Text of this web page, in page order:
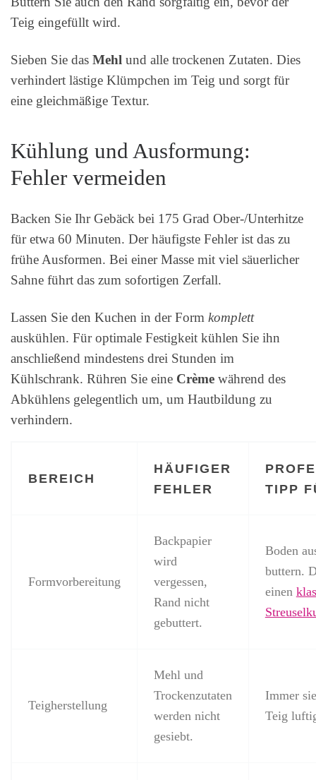
Teig eingefüllt wird.
Sieben Sie das Mehl und alle trockenen Zutaten. Dies
verhindert lästige Klümpchen im Teig und sorgt für
eine gleichmäßige Textur.
Kühlung und Ausformung:
Fehler vermeiden
Backen Sie Ihr Gebäck bei 175 Grad Ober-/Unterhitze
für etwa 60 Minuten. Der häufigste Fehler ist das zu
frühe Ausformen. Bei einer Masse mit viel säuerlicher
Sahne führt das zum sofortigen Zerfall.
Lassen Sie den Kuchen in der Form komplett
auskühlen. Für optimale Festigkeit kühlen Sie ihn
anschließend mindestens drei Stunden im
Kühlschrank. Rühren Sie eine Crème während des
Abkühlens gelegentlich um, um Hautbildung zu
verhindern.
BEREICH
HÄUFIGER
FEHLER
TIPP
Formvorbereitung
Backpapier
wird
vergessen,
Rand nicht
gebuttert.
Boden
buttern.
einen
Teigherstellung
Mehl und
Trockenzutaten
werden nicht
gesiebt.
Immer
Teig